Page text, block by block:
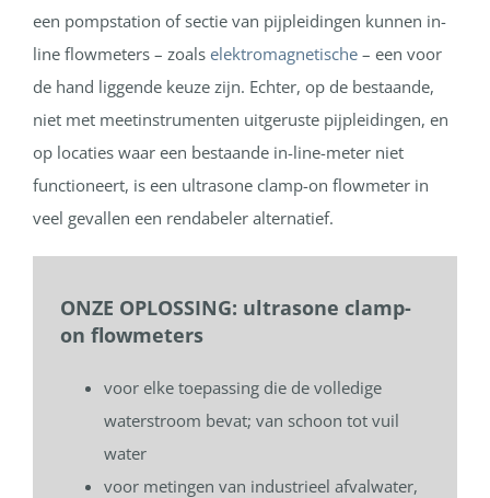
een pompstation of sectie van pijpleidingen kunnen in-
line flowmeters – zoals elektromagnetische – een voor
de hand liggende keuze zijn. Echter, op de bestaande,
niet met meetinstrumenten uitgeruste pijpleidingen, en
op locaties waar een bestaande in-line-meter niet
functioneert, is een ultrasone clamp-on flowmeter in
veel gevallen een rendabeler alternatief.
ONZE OPLOSSING: ultrasone clamp-
on flowmeters
voor elke toepassing die de volledige
waterstroom bevat; van schoon tot vuil
water
voor metingen van industrieel afvalwater,